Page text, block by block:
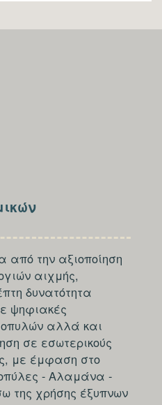
την αξιοποίηση
αιχμής,
δυνατότητα
ψηφιακές
αλλά και
σε εσωτερικούς
με έμφαση στο
- Αλαμάνα -
της χρήσης έξυπνων